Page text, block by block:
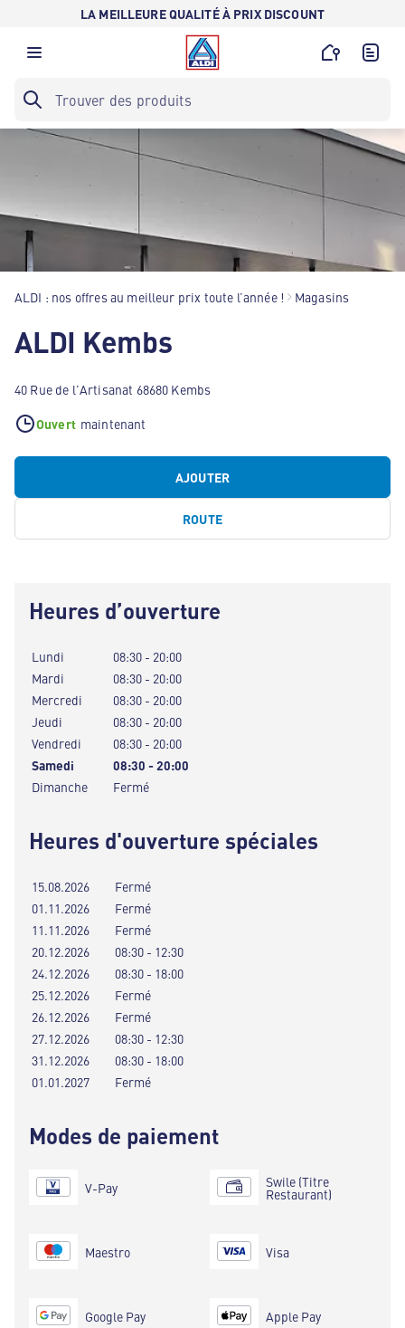
LA MEILLEURE QUALITÉ À PRIX DISCOUNT
ALDI : nos offres au meilleur prix toute l’année ! Magasins
ALDI Kembs
40 Rue de l'Artisanat 68680 Kembs
Ouvert maintenant
AJOUTER
ROUTE
Heures d’ouverture
Lundi
08:30 - 20:00
Mardi
08:30 - 20:00
Mercredi
08:30 - 20:00
Jeudi
08:30 - 20:00
Vendredi
08:30 - 20:00
Samedi
08:30 - 20:00
Dimanche
Fermé
Heures d'ouverture spéciales
15.08.2026
Fermé
01.11.2026
Fermé
11.11.2026
Fermé
20.12.2026
08:30 - 12:30
24.12.2026
08:30 - 18:00
25.12.2026
Fermé
26.12.2026
Fermé
27.12.2026
08:30 - 12:30
31.12.2026
08:30 - 18:00
01.01.2027
Fermé
Modes de paiement
V-Pay
Maestro
Google Pay
Swile (Titre
Restaurant)
Visa
Apple Pay